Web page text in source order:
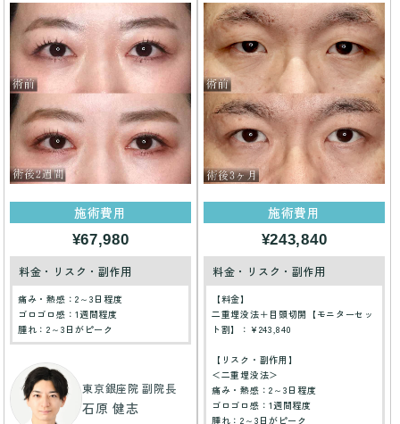
施術費用
¥67,980
料金・リスク・副作用
痛み・熱感：2～3日程度
ゴロゴロ感：1週間程度
腫れ：2～3日がピーク
東京銀座院 副院長
石原 健志
施術費用
¥243,840
料金・リスク・副作用
【料金】
二重埋没法＋目頭切開【モニターセッ
ト割】：¥243,840
【リスク・副作用】
＜二重埋没法＞
痛み・熱感：2～3日程度
ゴロゴロ感：1週間程度
腫れ：2～3日がピーク